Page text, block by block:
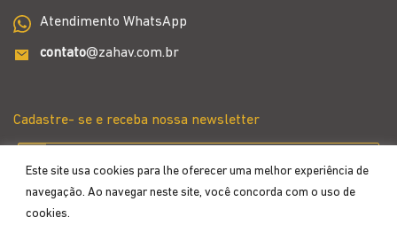
Este site usa cookies para lhe oferecer uma melhor experiência de
navegação. Ao navegar neste site, você concorda com o uso de
cookies.
Atendimento WhatsApp
contato@zahav.com.br
Cadastre- se e receba nossa newsletter